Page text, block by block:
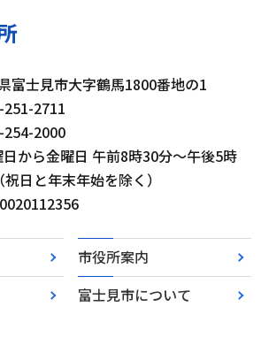
富士見市大字鶴馬1800番地の1
251-2711
254-2000
日から金曜日 午前8時30分～午後5時
日と年末年始を除く）
市役所案内
富士見市について